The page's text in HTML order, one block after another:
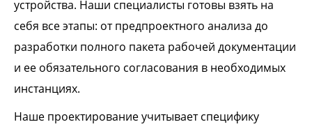
устройства. Наши специалисты готовы взять на
себя все этапы: от предпроектного анализа до
разработки полного пакета рабочей документации
и ее обязательного согласования в необходимых
инстанциях.
Наше проектирование учитывает специфику